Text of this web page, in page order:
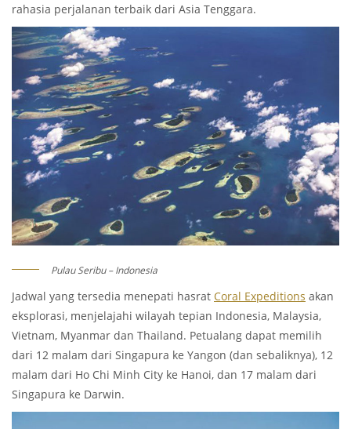
rahasia perjalanan terbaik dari Asia Tenggara.
Pulau Seribu – Indonesia
Jadwal yang tersedia menepati hasrat Coral Expeditions akan
eksplorasi, menjelajahi wilayah tepian Indonesia, Malaysia,
Vietnam, Myanmar dan Thailand. Petualang dapat memilih
dari 12 malam dari Singapura ke Yangon (dan sebaliknya), 12
malam dari Ho Chi Minh City ke Hanoi, dan 17 malam dari
Singapura ke Darwin.